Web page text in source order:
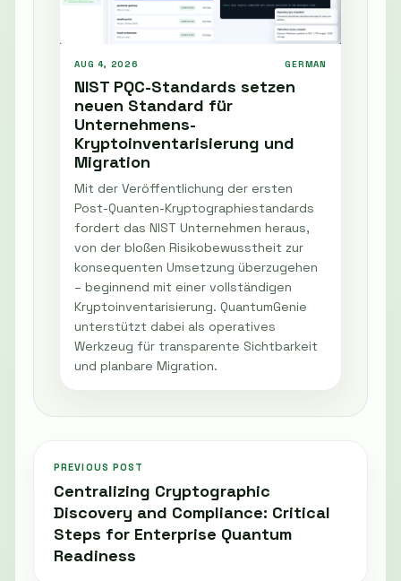
AUG 4, 2026 GERMAN
NIST PQC-Standards setzen
neuen Standard für
Unternehmens-
Kryptoinventarisierung und
Migration
Mit der Veröffentlichung der ersten
Post-Quanten-Kryptographiestandards
fordert das NIST Unternehmen heraus,
von der bloßen Risikobewusstheit zur
konsequenten Umsetzung überzugehen
– beginnend mit einer vollständigen
Kryptoinventarisierung. QuantumGenie
unterstützt dabei als operatives
Werkzeug für transparente Sichtbarkeit
und planbare Migration.
PREVIOUS POST
Centralizing Cryptographic
Discovery and Compliance: Critical
Steps for Enterprise Quantum
Readiness